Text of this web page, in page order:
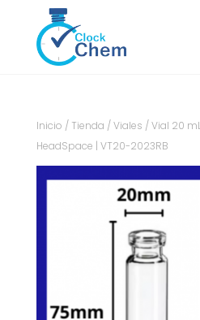
Inicio / Tienda /Viales / Vial 20
HeadSpace | VT20-2023RB